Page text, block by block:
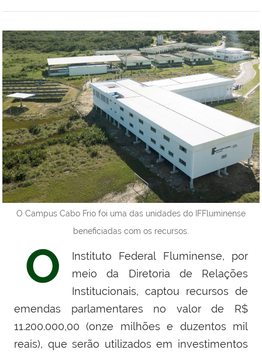
O Campus Cabo Frio foi uma das unidades do IFFluminense
beneficiadas com os recursos.
O
Instituto Federal Fluminense, por
meio da Diretoria de Relações
Institucionais, captou recursos de
emendas parlamentares no valor de R$
11.200.000,00 (onze milhões e duzentos mil
reais), que serão utilizados em investimentos